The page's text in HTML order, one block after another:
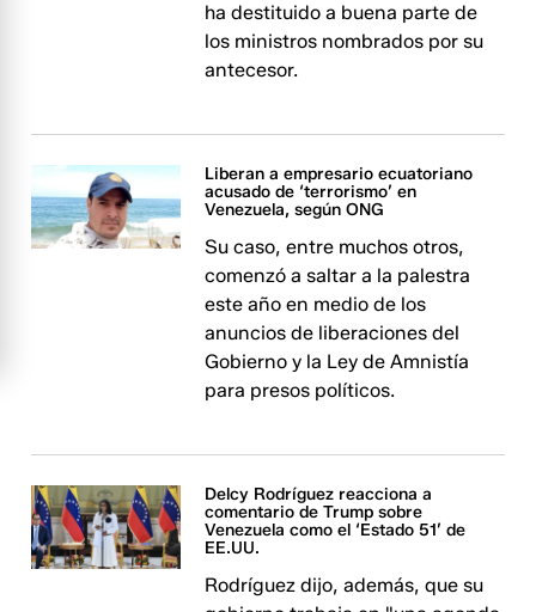
ha destituido a buena parte de
los ministros nombrados por su
antecesor.
Liberan a empresario ecuatoriano
acusado de ‘terrorismo’ en
Venezuela, según ONG
Su caso, entre muchos otros,
comenzó a saltar a la palestra
este año en medio de los
anuncios de liberaciones del
Gobierno y la Ley de Amnistía
para presos políticos.
Delcy Rodríguez reacciona a
comentario de Trump sobre
Venezuela como el ‘Estado 51’ de
EE.UU.
Rodríguez dijo, además, que su